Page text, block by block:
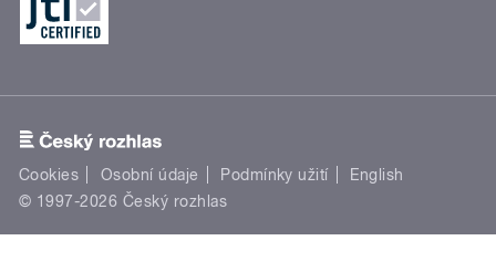
Cookies Osobní údaje Podmínky užití
English
© 1997-2026 Český rozhlas